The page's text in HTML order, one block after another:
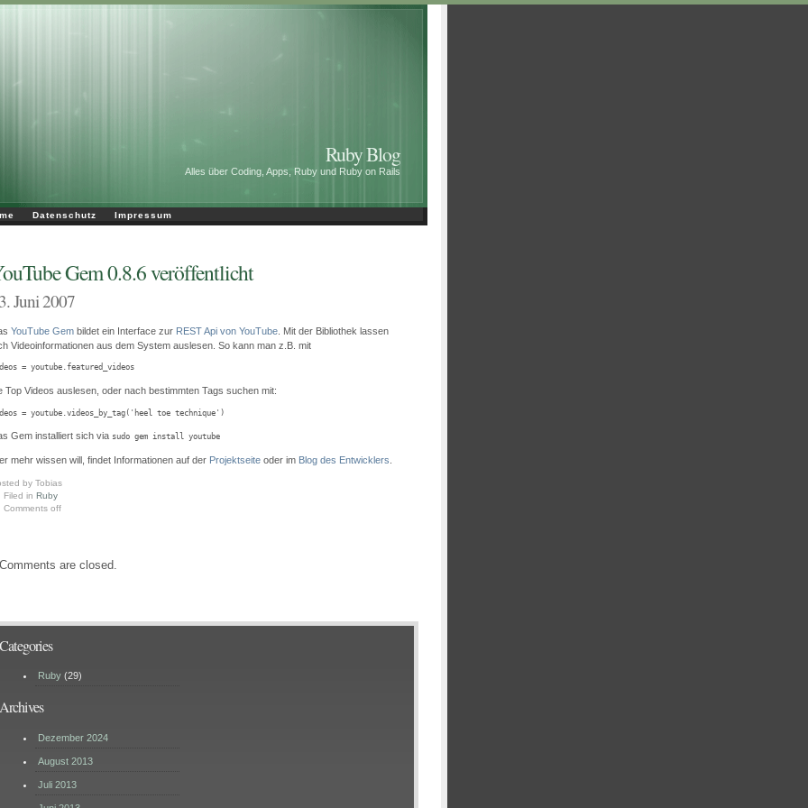
Ruby Blog
Alles über Coding, Apps, Ruby und Ruby on Rails
Datenschutz Impressum
Gem 0.8.6 veröffentlicht
Juni 2007
YouTube Gem bildet ein Interface zur REST Api von YouTube . Mit der Bibliothek lassen
Videoinformationen aus dem System auslesen. So kann man z.B. mit
= youtube.featured_videos
Top Videos auslesen, oder nach bestimmten Tags suchen mit:
= youtube.videos_by_tag('heel toe technique')
Gem installiert sich via sudo gem install youtube
mehr wissen will, findet Informationen auf der Projektseite oder im Blog des Entwicklers
by Tobias
Filed in Ruby
Comments off
Comments are closed.
Categories
Ruby (29)
Archives
Dezember 2024
August 2013
Juli 2013